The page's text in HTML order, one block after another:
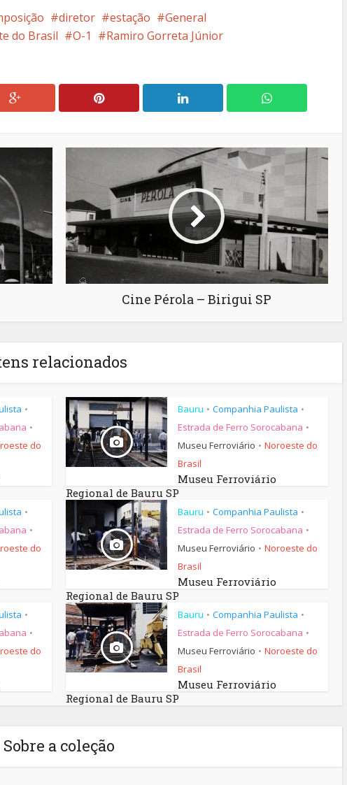
diretor estação
General
do Brasil O-1
Ramiro Gorreta Júnior
Cine Pérola – Birigui SP
relacionados
•
•
do
Bauru • Companhia Paulista •
Estrada de Ferro Sorocabana •
Museu Ferroviário • Noroeste do
Brasil
Museu Ferroviário
Regional de Bauru SP
•
•
do
Bauru • Companhia Paulista •
Estrada de Ferro Sorocabana •
Museu Ferroviário • Noroeste do
Brasil
Museu Ferroviário
Regional de Bauru SP
•
•
do
Bauru • Companhia Paulista •
Estrada de Ferro Sorocabana •
Museu Ferroviário • Noroeste do
Brasil
Museu Ferroviário
Regional de Bauru SP
Sobre a coleção